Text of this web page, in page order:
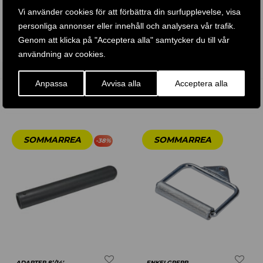
Vi använder cookies för att förbättra din surfupplevelse, visa
personliga annonser eller innehåll och analysera vår trafik.
Genom att klicka på "Acceptera alla" samtycker du till vår
användning av cookies.
Anpassa Avvisa alla Acceptera alla
KÖP PRODUKT
RELATERADE PRODUKTER
-38%